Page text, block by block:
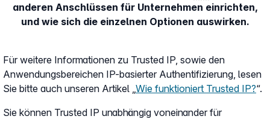
anderen Anschlüssen für Unternehmen einrichten,
und wie sich die einzelnen Optionen auswirken.
Für weitere Informationen zu Trusted IP, sowie den
Anwendungsbereichen IP-basierter Authentifizierung, lesen
Sie bitte auch unseren Artikel „Wie funktioniert Trusted IP?“.
Sie können Trusted IP unabhängig voneinander für